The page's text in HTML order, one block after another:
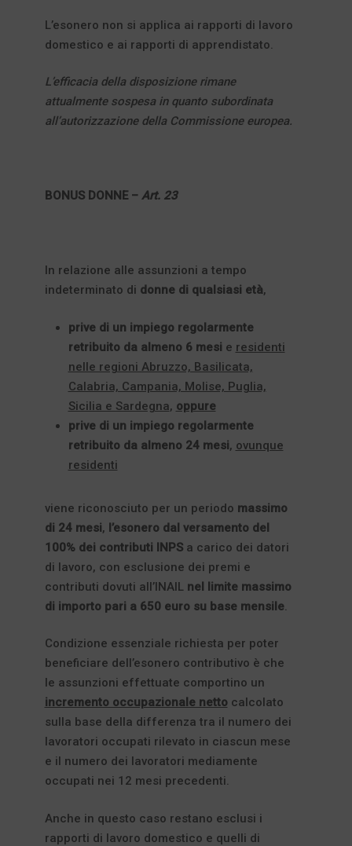
L’esonero non si applica ai rapporti di lavoro
domestico e ai rapporti di apprendistato.
L’efficacia della disposizione rimane
attualmente sospesa in quanto subordinata
all’autorizzazione della Commissione europea.
BONUS DONNE – Art. 23
In relazione alle assunzioni a tempo
indeterminato di donne di qualsiasi età,
prive di un impiego regolarmente
retribuito da almeno 6 mesi e residenti
nelle regioni Abruzzo, Basilicata,
Calabria, Campania, Molise, Puglia,
Sicilia e Sardegna, oppure
prive di un impiego regolarmente
retribuito da almeno 24 mesi, ovunque
residenti
viene riconosciuto per un periodo massimo
di 24 mesi, l’esonero dal versamento del
100% dei contributi INPSa carico dei datori
di lavoro, con esclusione dei premi e
contributi dovuti all’INAIL nel limite massimo
di importo pari a 650 euro su base mensile.
Condizione essenziale richiesta per poter
beneficiare dell’esonero contributivo è che
le assunzioni effettuate comportino un
incremento occupazionale nettocalcolato
sulla base della differenza tra il numero dei
lavoratori occupati rilevato in ciascun mese
e il numero dei lavoratori mediamente
occupati nei 12 mesi precedenti.
Anche in questo caso restano esclusi i
rapporti di lavoro domestico e quelli di